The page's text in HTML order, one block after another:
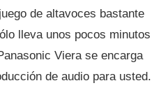
de altavoces bastante
lleva unos pocos minutos
Viera se encarga
de audio para usted.